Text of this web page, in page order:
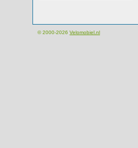
© 2000-2026 Velomobiel.nl